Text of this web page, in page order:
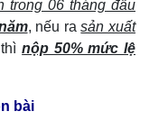
trong 06 tháng đầu
, nếu rasản xuất
nộp 50% mức lệ
bài